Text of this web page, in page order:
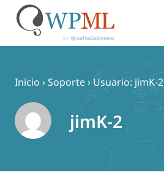
contenido
Inicio ›Soporte› Usuario: jimK-2
jimK-2